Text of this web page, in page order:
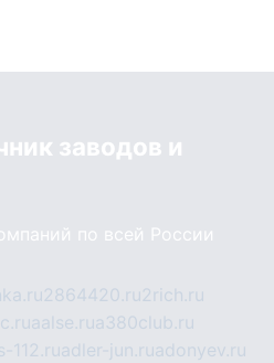
заводов и
по всей России
2864420.ru2rich.ru
aalse.rua380club.ru
112.ruadler-jun.ruadonyev.ru